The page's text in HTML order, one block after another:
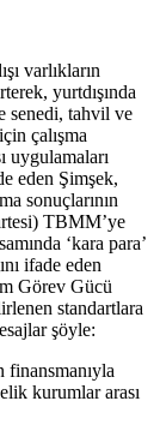
varlıkların
yurtdışında
senedi, tahvil ve
çalışma
uygulamaları
eden Şimşek,
sonuçlarının
TBMM’ye
‘kara para’
ifade eden
Görev Gücü
standartlara
şöyle:
finansmanıyla
kurumlar arası